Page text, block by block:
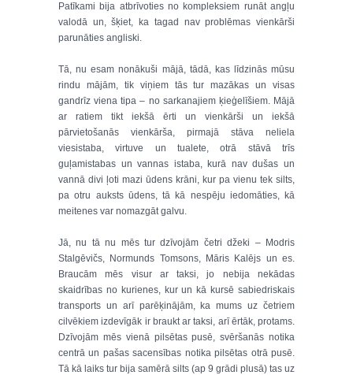
Patīkami bija atbrīvoties no kompleksiem runāt angļu
valodā un, šķiet, ka tagad nav problēmas vienkārši
parunāties angliski.
Tā, nu esam nonākuši mājā, tādā, kas līdzinās mūsu
rindu mājām, tik viņiem tās tur mazākas un visas
gandrīz viena tipa – no sarkanajiem ķieģelīšiem. Mājā
ar ratiem tikt iekšā ērti un vienkārši un iekšā
pārvietošanās vienkārša, pirmajā stāva neliela
viesistaba, virtuve un tualete, otrā stāvā trīs
guļamistabas un vannas istaba, kurā nav dušas un
vannā divi ļoti mazi ūdens krāni, kur pa vienu tek silts,
pa otru auksts ūdens, tā kā nespēju iedomāties, kā
meitenes var nomazgāt galvu.
Jā, nu tā nu mēs tur dzīvojām četri džeki – Modris
Stalgēvičs, Normunds Tomsons, Māris Kalējs un es.
Braucām mēs visur ar taksi, jo nebija nekādas
skaidrības no kurienes, kur un kā kursē sabiedriskais
transports un arī parēķinājām, ka mums uz četriem
cilvēkiem izdevīgāk ir braukt ar taksi, arī ērtāk, protams.
Dzīvojām mēs vienā pilsētas pusē, svēršanās notika
centrā un pašas sacensības notika pilsētas otrā pusē.
Tā kā laiks tur bija samērā silts (ap 9 grādi plusā) tas uz